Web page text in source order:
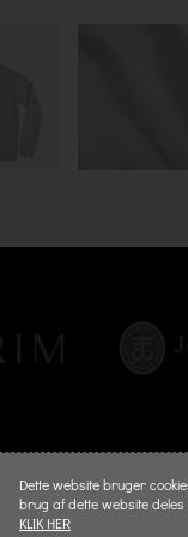
Dette website bruger
brug af dette website
KLIK HER